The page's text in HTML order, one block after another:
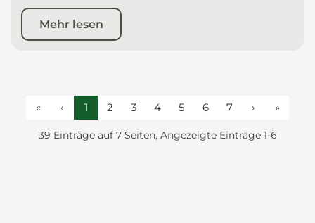
Mehr lesen
« ‹ 1 2 3 4 5 6 7 › »
39 Einträge auf 7 Seiten, Angezeigte Einträge 1-6